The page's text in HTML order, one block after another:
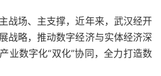
战场、主支撑，近年来，武汉经开
战略，推动数字经济与实体经济深
业数字化“双化”协同，全力打造数